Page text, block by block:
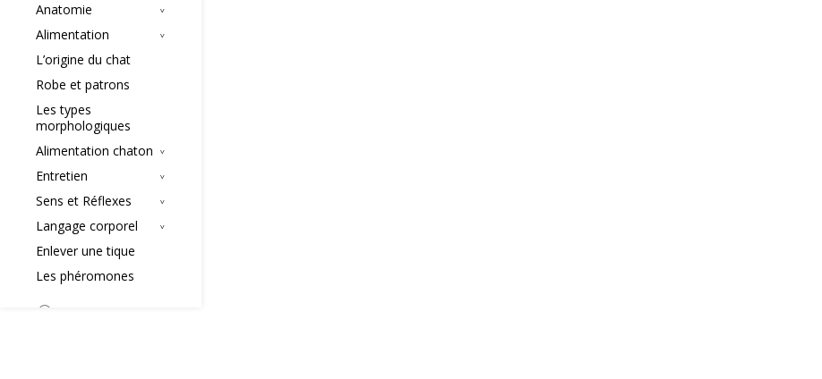
Anatomie
Alimentation
L’origine du chat
Robe et patrons
Les types
morphologiques
Alimentation chaton
Entretien
Sens et Réflexes
Langage corporel
Enlever une tique
Les phéromones